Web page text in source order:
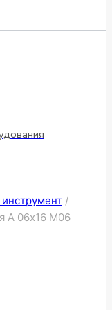
/
A 06х16 M06